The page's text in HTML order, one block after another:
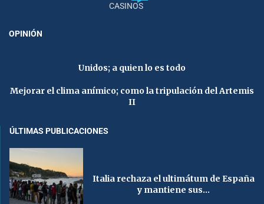
CASINOS
OPINIÓN
Unidos; a quien lo es todo
Mejorar el clima anímico; como la tripulación del Artemis
II
ÚLTIMAS PUBLICACIONES
Italia rechaza el ultimátum de España
y mantiene sus...